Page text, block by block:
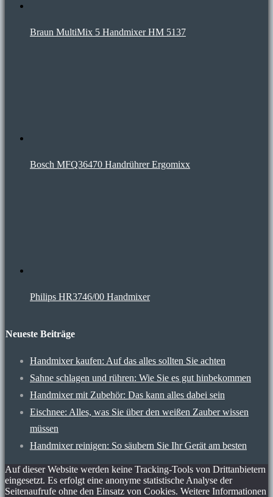
Braun MultiMix 5 Handmixer HM 5137
Bosch MFQ36470 Handrührer Ergomixx
Philips HR3746/00 Handmixer
Neueste Beiträge
Handmixer kaufen: Auf das alles sollten Sie achten
Sahne schlagen und rühren: Wie Sie es gut hinbekommen
Handmixer mit Zubehör: Das kann alles dabei sein
Eischnee: Alles, was Sie über den weißen Zauber wissen
müssen
Handmixer reinigen: So säubern Sie Ihr Gerät am besten
Auf dieser Website werden keine Tracking-Tools von Drittanbietern
eingesetzt. Es erfolgt eine anonyme statistische Analyse der
Seitenaufrufe ohne den Einsatz von Cookies. Weitere Informationen